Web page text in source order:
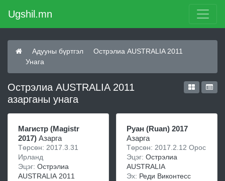
Ugshil.mn
Адууны бүртгэл
Острэлиа AUSTRALIA 2011
Унага
Острэлиа AUSTRALIA 2011
азарганы унага
Магистр (Magistr
2017) Азарга
Төрсөн: 2017.3.31
Ирланд
Эцэг: Острэлиа
AUSTRALIA 2011
Руан (Ruan) 2017
Азарга
Төрсөн: 2017.2.12 Орос
Эцэг: Острэлиа
AUSTRALIA
Эх: Реди Виконтесс